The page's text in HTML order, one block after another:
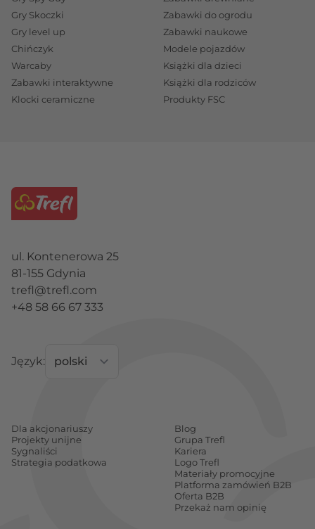
Gry Skoczki
Gry level up
Chińczyk
Warcaby
Zabawki interaktywne
Klocki ceramiczne
Zabawki do ogrodu
Zabawki naukowe
Modele pojazdów
Książki dla dzieci
Książki dla rodziców
Produkty FSC
ul. Kontenerowa 25
81-155 Gdynia
trefl@trefl.com
+48 58 66 67 333
Język:
Dla akcjonariuszy
Projekty unijne
Sygnaliści
Strategia podatkowa
Blog
Grupa Trefl
Kariera
Logo Trefl
Materiały promocyjne
Platforma zamówień B2B
Oferta B2B
Przekaż nam opinię